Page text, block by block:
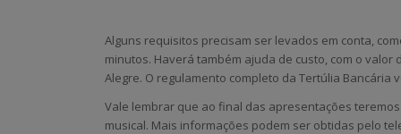
Alguns requisitos precisam ser levados em conta,
minutos. Haverá também ajuda de custo, com o
Alegre. O regulamento completo da Tertúlia Bancária
Vale lembrar que ao final das apresentações
musical. Mais informações podem ser obtidas pelo